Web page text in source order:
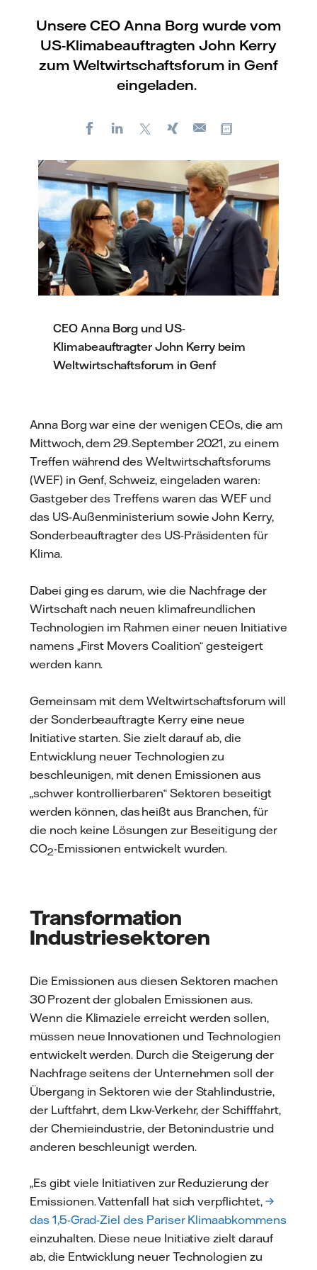
Unsere CEO Anna Borg wurde vom
US-Klimabeauftragten John Kerry
zum Weltwirtschaftsforum in Genf
eingeladen.
FacebookLinkedIn Xing
E-
CEO Anna Borg und US-
Klimabeauftragter John Kerry beim
Weltwirtschaftsforum in Genf
Anna Borg war eine der wenigen CEOs, die am
Mittwoch, dem 29. September 2021, zu einem
Treffen während des Weltwirtschaftsforums
(WEF) in Genf, Schweiz, eingeladen waren:
Gastgeber des Treffens waren das WEF und
das US-Außenministerium sowie John Kerry,
Sonderbeauftragter des US-Präsidenten für
Klima.
Dabei ging es darum, wie die Nachfrage der
Wirtschaft nach neuen klimafreundlichen
Technologien im Rahmen einer neuen Initiative
namens „First Movers Coalition“ gesteigert
werden kann.
Gemeinsam mit dem Weltwirtschaftsforum will
der Sonderbeauftragte Kerry eine neue
Initiative starten. Sie zielt darauf ab, die
Entwicklung neuer Technologien zu
beschleunigen, mit denen Emissionen aus
„schwer kontrollierbaren“ Sektoren beseitigt
werden können, das heißt aus Branchen, für
die noch keine Lösungen zur Beseitigung der
CO2-Emissionen entwickelt wurden.
Transformation
Industriesektoren
Die Emissionen aus diesen Sektoren machen
30 Prozent der globalen Emissionen aus.
Wenn die Klimaziele erreicht werden sollen,
müssen neue Innovationen und Technologien
entwickelt werden. Durch die Steigerung der
Nachfrage seitens der Unternehmen soll der
Übergang in Sektoren wie der Stahlindustrie,
der Luftfahrt, dem Lkw-Verkehr, der Schifffahrt,
der Chemieindustrie, der Betonindustrie und
anderen beschleunigt werden.
„Es gibt viele Initiativen zur Reduzierung der
Emissionen. Vattenfall hat sich verpflichtet, →
das 1,5-Grad-Ziel des Pariser Klimaabkommens
einzuhalten. Diese neue Initiative zielt darauf
ab, die Entwicklung neuer Technologien zu